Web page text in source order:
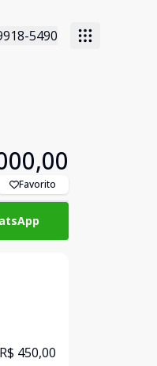
5490
Favorito
R$ 450,00